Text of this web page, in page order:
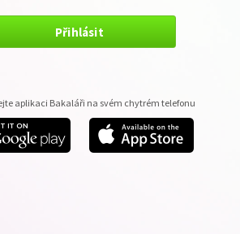
Přihlásit
aplikaci Bakaláři na svém chytrém telefonu